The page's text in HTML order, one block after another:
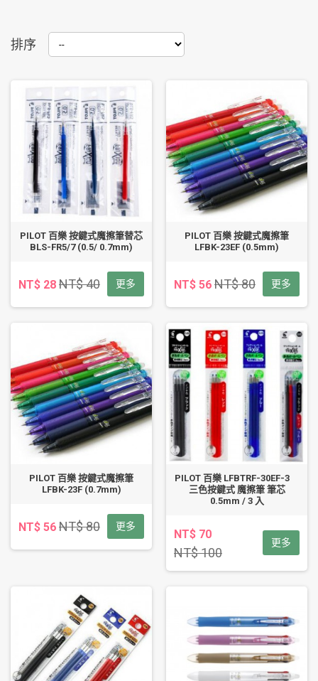
排序
PILOT 百樂 按鍵式魔擦筆替芯
BLS-FR5/7 (0.5/ 0.7mm)
NT$ 28 NT$ 40 更多
PILOT 百樂 按鍵式魔擦筆
LFBK-23EF (0.5mm)
NT$ 56 NT$ 80 更多
PILOT 百樂 按鍵式魔擦筆
LFBK-23F (0.7mm)
NT$ 56 NT$ 80 更多
PILOT 百樂 LFBTRF-30EF-3
三色按鍵式 魔擦筆 筆芯
0.5mm / 3 入
NT$ 70
NT$ 100
更多